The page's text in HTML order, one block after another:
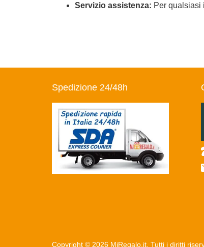
Servizio assistenza: Per qualsiasi
Spedizione 24/48h
Copyright © 2026 MiRegalo.it. Tutti i diritti